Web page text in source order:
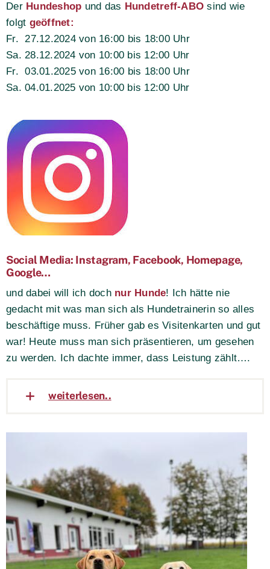
Der Hundeshop und das Hundetreff-ABOsind wie
folgt geöffnet:
Fr. 27.12.2024 von 16:00 bis 18:00 Uhr
Sa. 28.12.2024 von 10:00 bis 12:00 Uhr
Fr. 03.01.2025 von 16:00 bis 18:00 Uhr
Sa. 04.01.2025 von 10:00 bis 12:00 Uhr
Social Media: Instagram, Facebook, Homepage,
Google…
und dabei will ich doch nur Hunde! Ich hätte nie
gedacht mit was man sich als Hundetrainerin so alles
beschäftige muss. Früher gab es Visitenkarten und gut
war! Heute muss man sich präsentieren, um gesehen
zu werden. Ich dachte immer, dass Leistung zählt….
weiterlesen..